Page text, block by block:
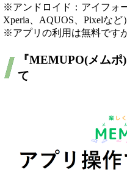
※アンドロイド：アイフォ
Xperia、AQUOS、Pixelなど）
※アプリの利用は無料です
『MEMUPO(メム